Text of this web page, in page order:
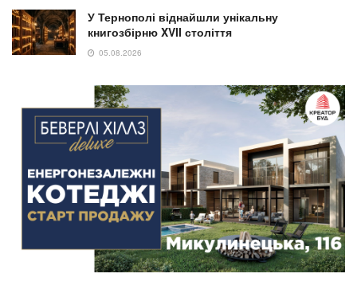
У Тернополі віднайшли унікальну
книгозбірню XVII століття
05.08.2026